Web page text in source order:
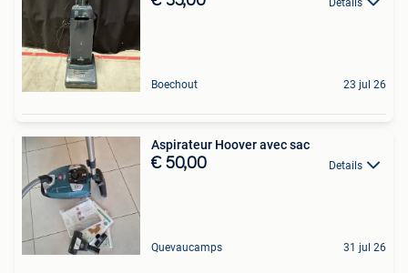
Boechout 23 jul 26
Aspirateur Hoover avec sac
€ 50,00 Details
Quevaucamps 31 jul 26